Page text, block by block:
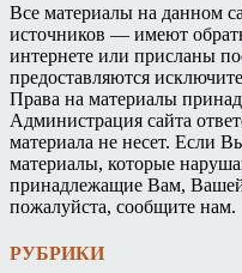
Все материалы на данном
источников — имеют
интернете или присланы
предоставляются
Права на материалы
Администрация сайта
материала не несет. Если
материалы, которые
принадлежащие Вам,
пожалуйста, сообщите нам.
РУБРИКИ